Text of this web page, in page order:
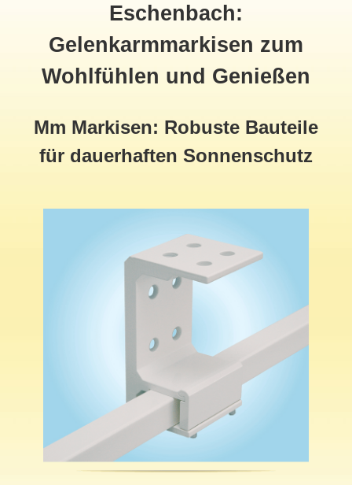
Eschenbach:
Gelenkarmmarkisen zum
Wohlfühlen und Genießen
Mm Markisen: Robuste Bauteile
für dauerhaften Sonnenschutz